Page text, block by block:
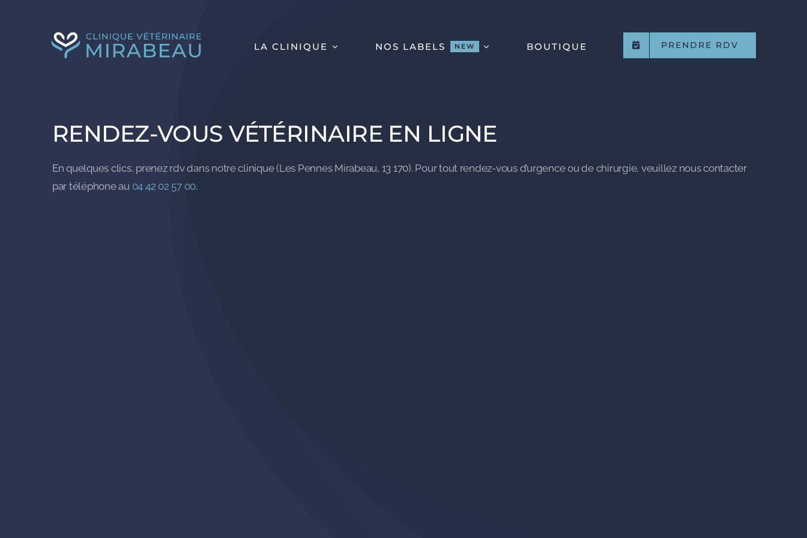
LA CLINIQUE NOS LABELS NEW BOUTIQUE PRENDRE RDV
RENDEZ-VOUS VÉTÉRINAIRE EN LIGNE
En quelques clics, prenez rdv dans notre clinique (Les Pennes Mirabeau, 13 170). Pour tout rendez-vous d’urgence ou de chirurgie, veuillez nous contacter
par téléphone au 04 42 02 57 00.